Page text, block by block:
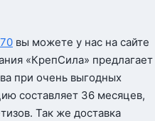
вы можете у нас на сайте
«КрепСила» предлагает
при очень выгодных
составляет 36 месяцев,
Так же доставка